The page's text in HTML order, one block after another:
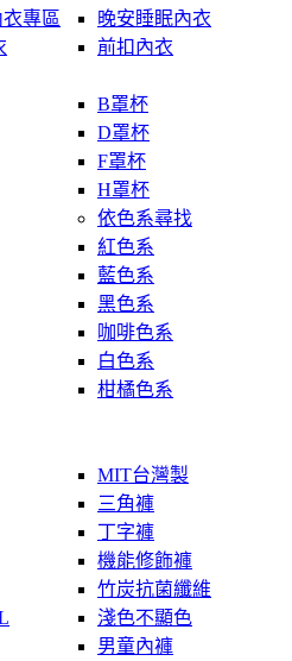
專區
晚安睡眠內衣
前扣內衣
B罩杯
D罩杯
F罩杯
H罩杯
依色系尋找
紅色系
藍色系
黑色系
咖啡色系
白色系
柑橘色系
MIT台灣製
三角褲
丁字褲
機能修飾褲
竹炭抗菌纖維
淺色不顯色
男童內褲